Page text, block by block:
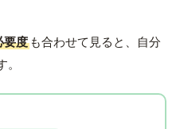
要度 も合わせて見ると、自分